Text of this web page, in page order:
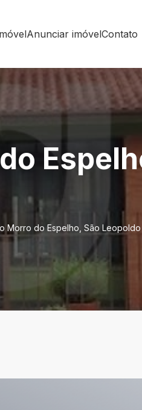
Anunciar imóvelContato
Morro do Espelho, São Leopoldo